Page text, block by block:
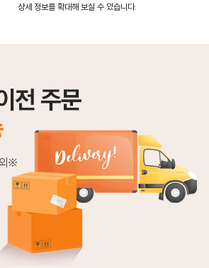
상세 정보를 확대해 보실 수 있습니다.